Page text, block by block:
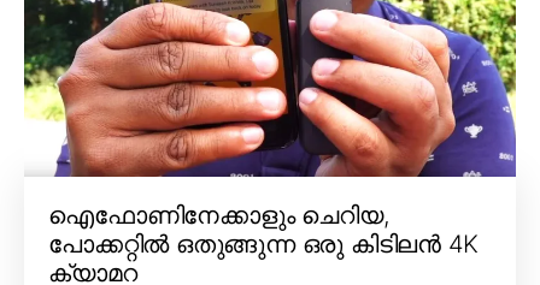
ഐഫോണിനേക്കാളും ചെറിയ,
പോക്കറ്റിൽ ഒതുങ്ങുന്ന ഒരു കിടിലൻ 4K
ക്യാമറ